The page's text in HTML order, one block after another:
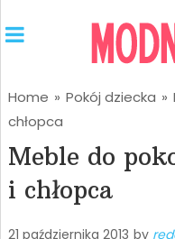
Home » Pokój dziecka »
chłopca
Meble do
i chłopca
21 października 2013 by